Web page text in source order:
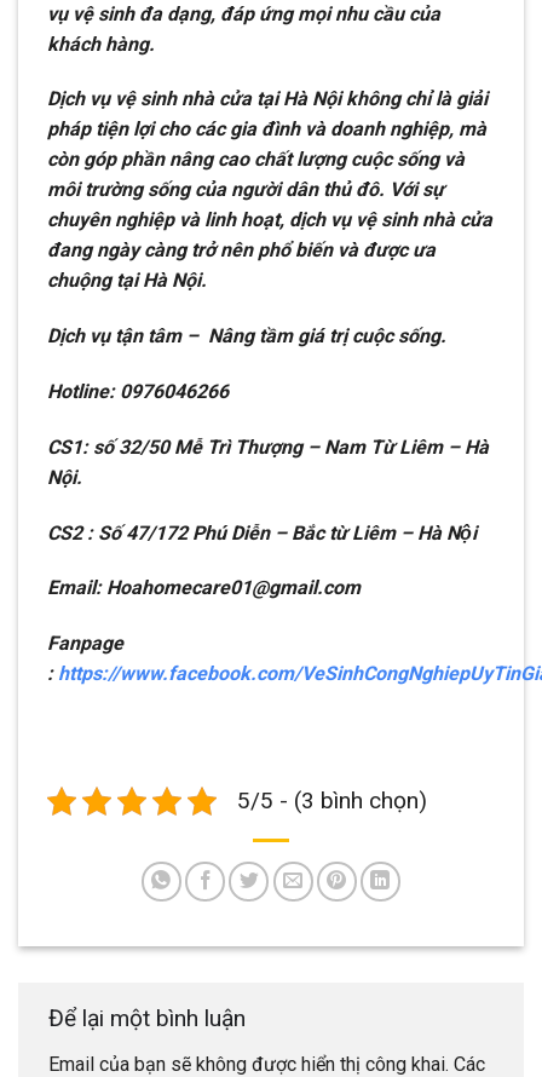
vụ vệ sinh đa dạng, đáp ứng mọi nhu cầu của
khách hàng.
Dịch vụ vệ sinh nhà cửa tại Hà Nội không chỉ là giải
pháp tiện lợi cho các gia đình và doanh nghiệp, mà
còn góp phần nâng cao chất lượng cuộc sống và
môi trường sống của người dân thủ đô. Với sự
chuyên nghiệp và linh hoạt, dịch vụ vệ sinh nhà cửa
đang ngày càng trở nên phổ biến và được ưa
chuộng tại Hà Nội.
Dịch vụtận tâm – Nâng tầm giátrịcuộc sống.
Hotline: 0976046266
CS1: số32/50 MễTrìThượng –Nam TừLiêm –Hà
Nội.
CS2 : Số 47/172 Phú Diễn –Bắc từ Liêm –Hà Nội
Email: Hoahomecare01@gmail.com
Fanpage
:https://www.facebook.com/
5/5 - (3 bình chọn)
Để lại một bình luận
Email của bạn sẽ không được hiển thị công khai. Các